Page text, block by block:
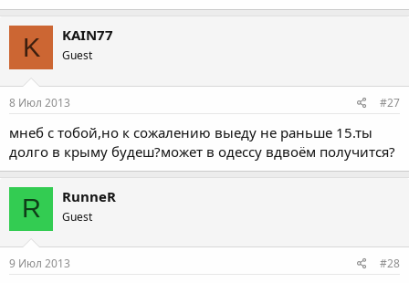
K KAIN77
Guest
8 Июл 2013 #27
мнеб с тобой,но к сожалению выеду не раньше 15.ты
долго в крыму будеш?может в одессу вдвоём получится?
R RunneR
Guest
9 Июл 2013 #28